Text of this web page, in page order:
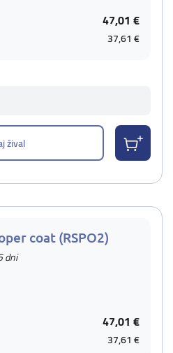
47,01 €
37,61 €
žival
coat (RSPO2)
dni
47,01 €
37,61 €